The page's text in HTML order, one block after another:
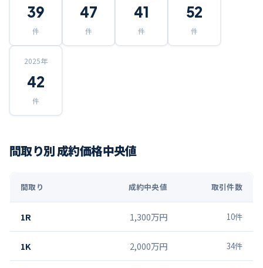
39
件
47
件
41
件
52
件
2025年
42
件
間取り別 成約価格中央値
間取り 成約中央値 取引件数
1R 1,300万円 10件
1K 2,000万円 34件